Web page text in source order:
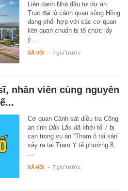
Liên danh Nhà đầu tư dự án
Trục đại lộ cảnh quan sông Hồng
đang phối hợp với các cơ quan
liên quan chuẩn bị tổ chức lấy
ý…
XÃ HỘI - 7 giờ trước
nhân viên cùng nguyên
Cơ quan Cảnh sát điều tra Công
an tỉnh Đắk Lắk đã khởi tố 7 bị
can trong vụ án “Tham ô tài sản”
xảy ra tại Trạm Y tế phường 8,
…
XÃ HỘI - 7 giờ trước